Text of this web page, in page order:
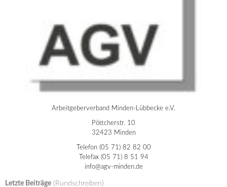
Arbeitgeberverband Minden-Lübbecke e.V.
Pöttcherstr. 10
32423 Minden
Telefon (05 71) 82 82 00
Telefax (05 71) 8 51 94
info@agv-minden.de
Letzte Beiträge (Rundschreiben)